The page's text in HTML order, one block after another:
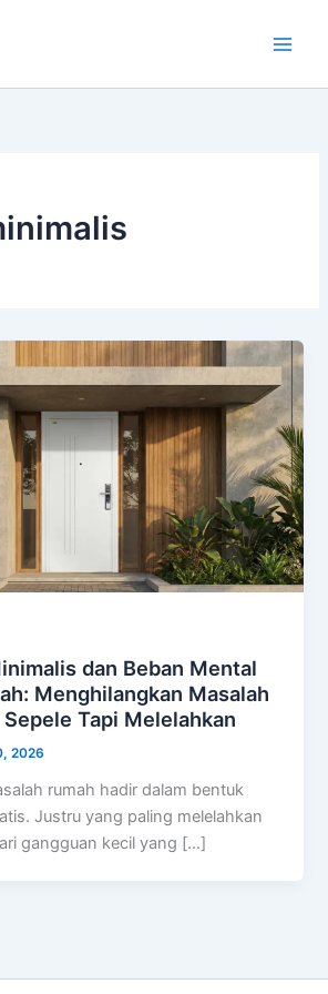
dan Beban Mental
Menghilangkan Masalah
Tapi Melelahkan
2026
rumah hadir dalam bentuk
Justru yang paling melelahkan
gangguan kecil yang […]